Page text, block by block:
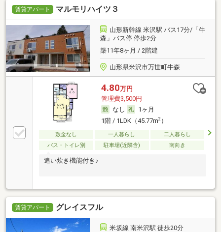
賃貸アパート マルモリハイツ３
山形新幹線 米沢駅 バス17分/「牛
森」バス停 停歩2分
築11年8ヶ月 / 2階建
山形県米沢市万世町牛森
4.80万円
管理費3,500円
なし
1ヶ月
1階 / 1LDK（45.77m2）
敷金なし 一人暮らし
二人暮らし
バス・トイレ別
駐車場(近隣含) 南向き
追い炊き機能付き♪
賃貸アパート グレイスフル
米坂線 南米沢駅 徒歩20分